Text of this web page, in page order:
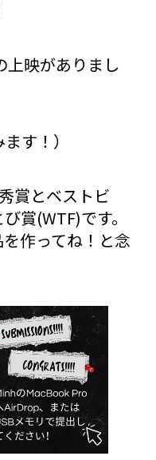
上映がありまし
す！）
賞とベストビ
賞(WTF)です。
作ってね！と念